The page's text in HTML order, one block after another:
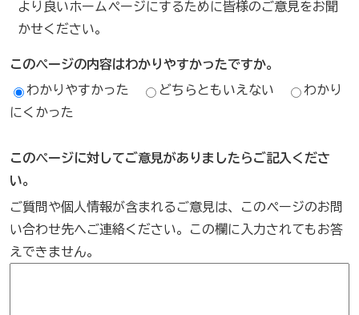
より良いホームページにするために皆様のご意見をお聞
かせください。
このページの内容はわかりやすかったですか。
わかりやすかった どちらともいえない
わかり
にくかった
このページに対してご意見がありましたらご記入くださ
い。
ご質問や個人情報が含まれるご意見は、このページのお問
い合わせ先へご連絡ください。この欄に入力されてもお答
えできません。